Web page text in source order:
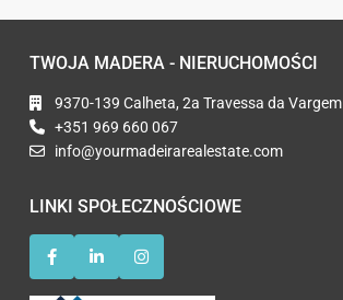
TWOJA MADERA - NIERUCHOMOŚCI
9370-139 Calheta, 2a Travessa da Vargem
+351 969 660 067
info@yourmadeirarealestate.com
LINKI SPOŁECZNOŚCIOWE